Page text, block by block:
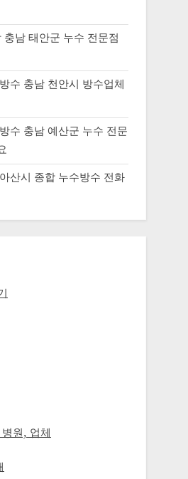
충남 태안군 누수 전문점
수 충남 천안시 방수업체
수 충남 예산군 누수 전문
산시 종합 누수방수 전화
원, 업체